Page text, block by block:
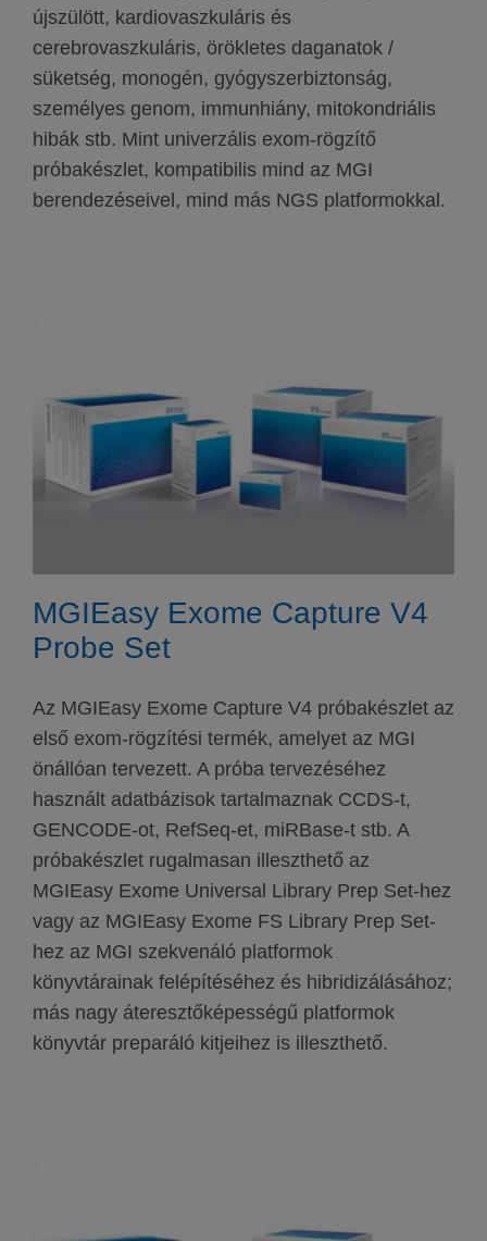
újszülött, kardiovaszkuláris és
cerebrovaszkuláris, örökletes daganatok /
süketség, monogén, gyógyszerbiztonság,
személyes genom, immunhiány, mitokondriális
hibák stb. Mint univerzális exom-rögzítő
próbakészlet, kompatibilis mind az MGI
berendezéseivel, mind más NGS platformokkal.
MGIEasy Exome Capture V4
Probe Set
Az MGIEasy Exome Capture V4 próbakészlet az
első exom-rögzítési termék, amelyet az MGI
önállóan tervezett. A próba tervezéséhez
használt adatbázisok tartalmaznak CCDS-t,
GENCODE-ot, RefSeq-et, miRBase-t stb. A
próbakészlet rugalmasan illeszthető az
MGIEasy Exome Universal Library Prep Set-hez
vagy az MGIEasy Exome FS Library Prep Set-
hez az MGI szekvenáló platformok
könyvtárainak felépítéséhez és hibridizálásához;
más nagy áteresztőképességű platformok
könyvtár preparáló kitjeihez is illeszthető.